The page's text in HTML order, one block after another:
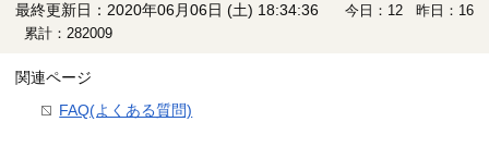
最終更新日：2020年06月06日 (土) 18:34:36
今日：12 昨日：16
累計：282009
関連ページ
FAQ(よくある質問)